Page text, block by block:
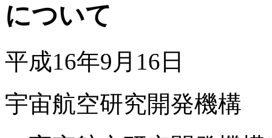
について
平成16年9月16日
宇宙航空研究開発機構